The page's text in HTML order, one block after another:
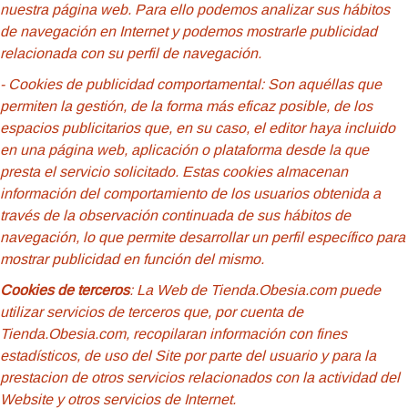
nuestra página web. Para ello podemos analizar sus hábitos
de navegación en Internet y podemos mostrarle publicidad
relacionada con su perfil de navegación.
- Cookies de publicidad comportamental: Son aquéllas que
permiten la gestión, de la forma más eficaz posible, de los
espacios publicitarios que, en su caso, el editor haya incluido
en una página web, aplicación o plataforma desde la que
presta el servicio solicitado. Estas cookies almacenan
información del comportamiento de los usuarios obtenida a
través de la observación continuada de sus hábitos de
navegación, lo que permite desarrollar un perfil específico para
mostrar publicidad en función del mismo.
Cookies de terceros: La Web de Tienda.Obesia.com puede
utilizar servicios de terceros que, por cuenta de
Tienda.Obesia.com, recopilaran información con fines
estadísticos, de uso del Site por parte del usuario y para la
prestacion de otros servicios relacionados con la actividad del
Website y otros servicios de Internet.